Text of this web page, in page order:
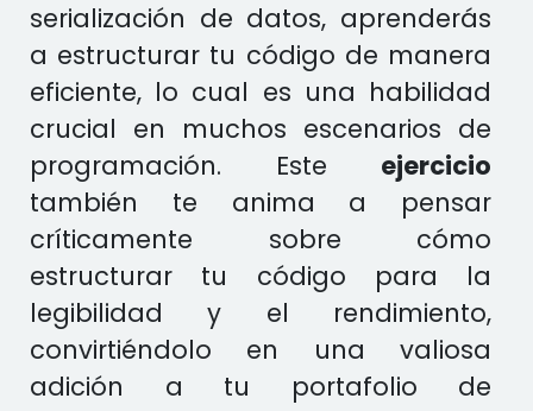
serialización de datos, aprenderás
a estructurar tu código de manera
eficiente, lo cual es una habilidad
crucial en muchos escenarios de
programación. Este ejercicio
también te anima a pensar
críticamente sobre cómo
estructurar tu código para la
legibilidad y el rendimiento,
convirtiéndolo en una valiosa
adición a tu portafolio de